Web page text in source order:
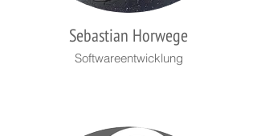
Sebastian Horwege
Softwareentwicklung